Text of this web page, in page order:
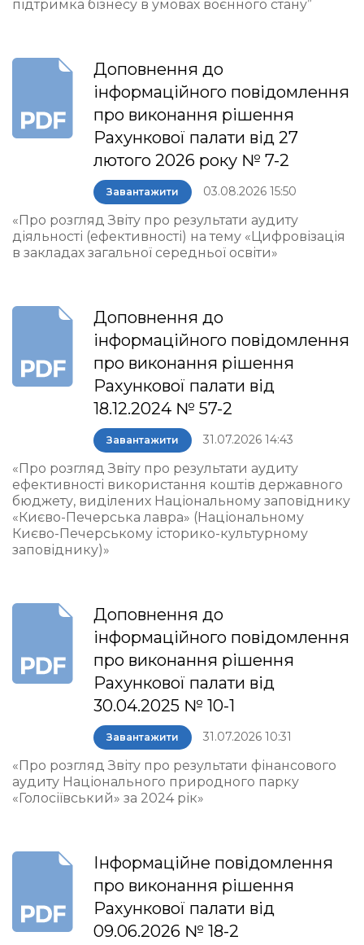
підтримка бізнесу в умовах воєнного стану”
Доповнення до
інформаційного повідомлення
про виконання рішення
Рахункової палати від 27
лютого 2026 року № 7-2
Завантажити 03.08.2026 15:50
«Про розгляд Звіту про результати аудиту
діяльності (ефективності) на тему «Цифровізація
в закладах загальної середньої освіти»
Доповнення до
інформаційного повідомлення
про виконання рішення
Рахункової палати від
18.12.2024 № 57-2
Завантажити 31.07.2026 14:43
«Про розгляд Звіту про результати аудиту
ефективності використання коштів державного
бюджету, виділених Національному заповіднику
«Києво-Печерська лавра» (Національному
Києво-Печерському історико-культурному
заповіднику)»
Доповнення до
інформаційного повідомлення
про виконання рішення
Рахункової палати від
30.04.2025 № 10-1
Завантажити 31.07.2026 10:31
«Про розгляд Звіту про результати фінансового
аудиту Національного природного парку
«Голосіївський» за 2024 рік»
Інформаційне повідомлення
про виконання рішення
Рахункової палати від
09.06.2026 № 18-2